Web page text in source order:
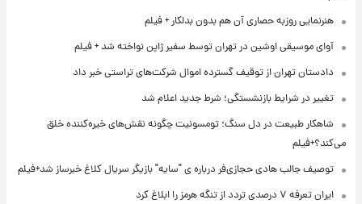
هنرنمایی روزبه حصاری آن هم بدون بدلکار + فیلم
آوای موسیقی اوشین در تهران توسط سفیر ژاپن نواخته شد + فیلم
دادستان تهران از توقیف گسترده اموال شرکت‌های تراستی خبر داد
تغییر در شرایط بازنشستگی؛ شرط جدید اعلام شد
شاهکار طبیعت در دل سنگ؛ تومسونیت چگونه نقش‌های خیره‌کننده خلق
می‌کند؟+فیلم
توصیف جالب هادی حجازی‌فر درباره ی "سایه" بازیگر سریال کلاغ خبرساز شد+فیلم
ایران تعرفه ۷ درصدی تردد از تنگه هرمز را ابلاغ کرد